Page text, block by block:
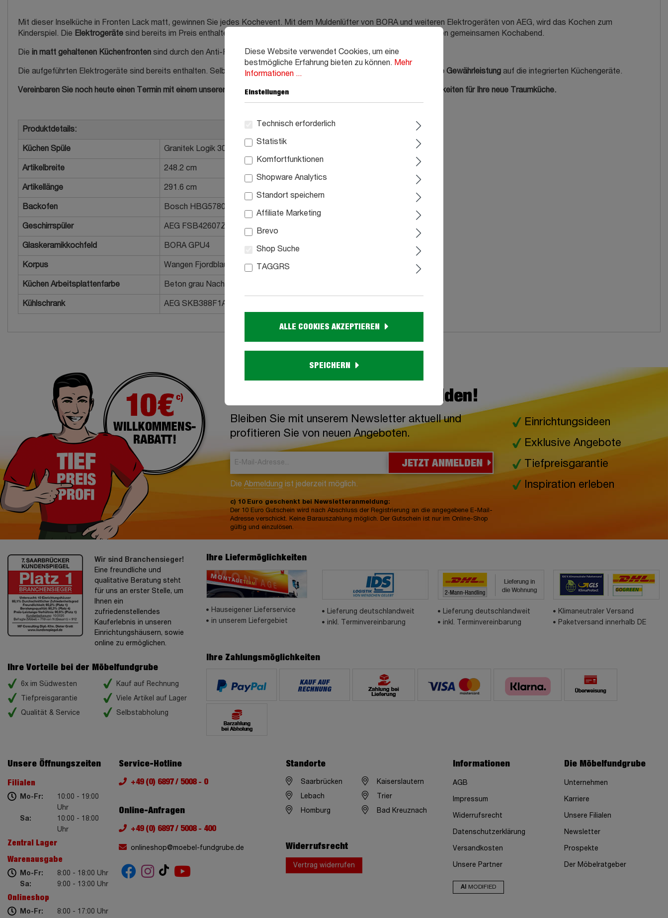
Mit dieser Inselküche in Fronten Lack matt, gewinnen Sie jedes Kochevent. Mit dem Muldenlüfter von BORA und weiteren Elektrogeräten von AEG, wird das Kochen zum
Kinderspiel. Die Elektrogeräte sind bereits im Preis enthalten und nach der Lieferung steht somit alles bereit für den ersten gemeinsamen Kochabend.
Die in matt gehaltenen Küchenfronten sind durch den Anti-Finger-Print sehr unempfinlich und sind leicht zu reinigen.
Die aufgeführten Elektrogeräte sind bereits enthalten. Selbstverständlich erhalten Sie beim Kauf der Küche eine 2-jährige Gewährleistung auf die integrierten Küchengeräte.
Vereinbaren Sie noch heute einen Termin mit einem unserer Küchenexperten und entdecken Sie weitere Planungsmöglichkeiten für Ihre neue Traumküche.
Produktdetails:
Küchen Spüle Granitek Logik 300 Schwarz
Artikelbreite 248.2 cm
Artikellänge 291.6 cm
Backofen Bosch HBG5780B6
Geschirrspüler AEG FSB42607Z
Glaskeramikkochfeld BORA GPU4
Korpus Wangen Fjordblau
Küchen Arbeitsplattenfarbe Beton grau Nachbildung
Kühlschrank AEG SKB388F1AS
Jetzt zum Newsletter anmelden!
Bleiben Sie mit unserem Newsletter aktuell und
profitieren Sie von neuen Angeboten.
JETZT ANMELDEN
Die Abmeldung ist jederzeit möglich.
c) 10 Euro geschenkt bei Newsletteranmeldung:
Der 10 Euro Gutschein wird nach Abschluss der Registrierung an die angegebene E-Mail-
Adresse verschickt. Keine Barauszahlung möglich. Der Gutschein ist nur im Online-Shop
gültig und einzulösen.
Einrichtungsideen
Exklusive Angebote
Tiefpreisgarantie
Inspiration erleben
Wir sind Branchensieger!
Eine freundliche und
qualitative Beratung steht
für uns an erster Stelle, um
Ihnen ein
zufriedenstellendes
Kauferlebnis in unseren
Einrichtungshäusern, sowie
online zu ermöglichen.
Ihre Vorteile bei der Möbelfundgrube
6x im Südwesten
Tiefpreisgarantie
Qualität & Service
Kauf auf Rechnung
Viele Artikel auf Lager
Selbstabholung
Ihre Liefermöglichkeiten
Hauseigener Lieferservice
in unserem Liefergebiet
Lieferung deutschlandweit
inkl. Terminvereinbarung
Lieferung deutschlandweit
inkl. Terminvereinbarung
Klimaneutraler Versand
Paketversand innerhalb DE
Ihre Zahlungsmöglichkeiten
Unsere Öffnungszeiten
Filialen
Mo-Fr:
10:00 - 19:00
Uhr
Sa:
10:00 - 18:00
Uhr
Zentral Lager
Warenausgabe
Mo-Fr:
8:00 - 18:00 Uhr
Sa:
9:00 - 13:00 Uhr
Onlineshop
Mo-Fr: 8:00 - 17:00 Uhr
Service-Hotline
+49 (0) 6897 / 5008 - 0
Online-Anfragen
+49 (0) 6897 / 5008 - 400
onlineshop@moebel-fundgrube.de
Standorte
Saarbrücken Kaiserslautern
Lebach Trier
Homburg Bad Kreuznach
Widerrufsrecht
Vertrag widerrufen
Informationen
AGB
Impressum
Widerrufsrecht
Datenschutzerklärung
Versandkosten
Unsere Partner
AI MODIFIED
Die Möbelfundgrube
Unternehmen
Karriere
Unsere Filialen
Newsletter
Prospekte
Der Möbelratgeber
Diese Website verwendet Cookies, um eine
bestmögliche Erfahrung bieten zu können. Mehr
Informationen ...
Einstellungen
Technisch erforderlich
Statistik
Komfortfunktionen
Shopware Analytics
Standort speichern
Affiliate Marketing
Brevo
Shop Suche
TAGGRS
ALLE COOKIES AKZEPTIEREN
SPEICHERN